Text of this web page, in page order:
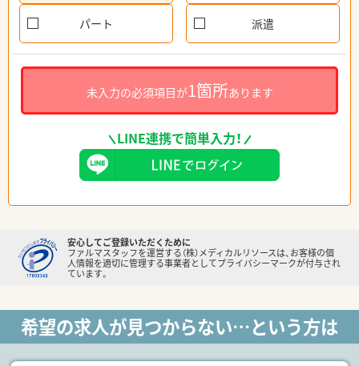
パート 派遣
未入力の必須項目が1箇所あります
LINE連携で簡単入力！
安心してご登録いただくために
ファルマスタッフを運営する（株）メディカルリソースは、お客様の個
人情報を適切に管理する事業者としてプライバシーマークが付与され
ています。
希望の求人が見つからない…という方は